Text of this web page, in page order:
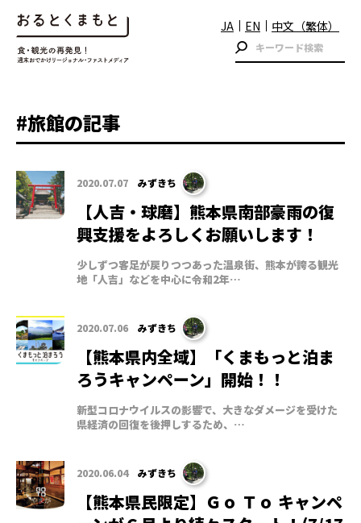
JA EN 中文（繁体）
#旅館の記事
2020.07.07 みずきち
【人吉・球磨】熊本県南部豪雨の復
興支援をよろしくお願いします！
少しずつ客足が戻りつつあった温泉街、熊本が誇る観光
地「人吉」などを中心に令和2年…
2020.07.06 みずきち
【熊本県内全域】「くまもっと泊ま
ろうキャンペーン」開始！！
新型コロナウイルスの影響で、大きなダメージを受けた
県経済の回復を後押しするため、…
2020.06.04 みずきち
【熊本県民限定】Ｇｏ Ｔｏ キャンペ